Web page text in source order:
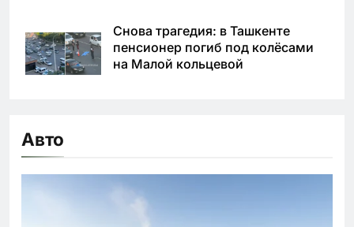
Снова трагедия: в Ташкенте
пенсионер погиб под колёсами
на Малой кольцевой
Авто